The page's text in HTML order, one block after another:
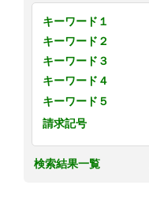
キーワード１
キーワード２
キーワード３
キーワード４
キーワード５
請求記号
検索結果一覧